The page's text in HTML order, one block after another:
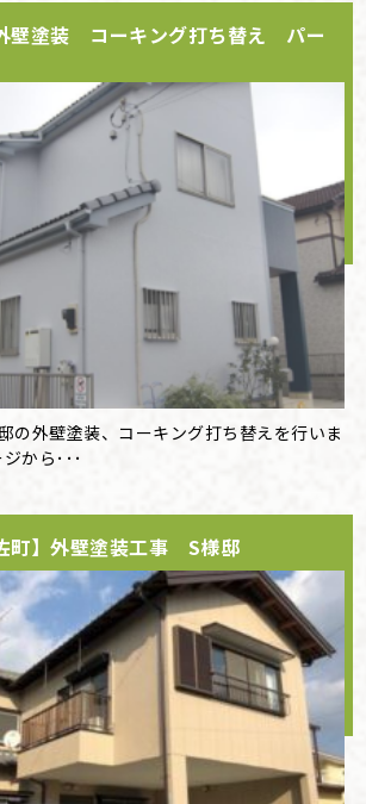
壁塗装 コーキング打ち替え パー
外壁塗装、コーキング打ち替えを行いま
から･･･
町】外壁塗装工事 S様邸